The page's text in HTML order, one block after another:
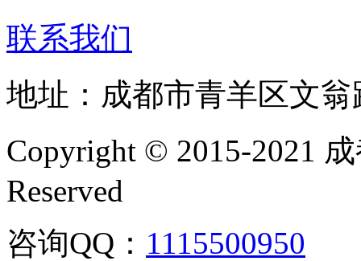
联系我们
地址：成都市青羊区文
Copyright © 2015-2021
Reserved
咨询QQ： 1115500950